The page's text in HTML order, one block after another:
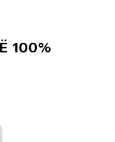
100%